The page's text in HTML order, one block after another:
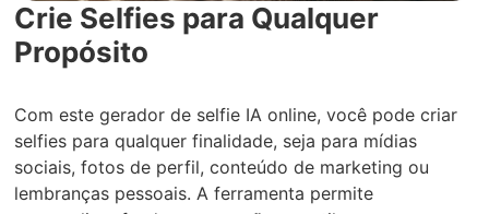
Crie Selfies para Qualquer
Propósito
Com este gerador de selfie IA online, você pode criar
selfies para qualquer finalidade, seja para mídias
sociais, fotos de perfil, conteúdo de marketing ou
lembranças pessoais. A ferramenta permite